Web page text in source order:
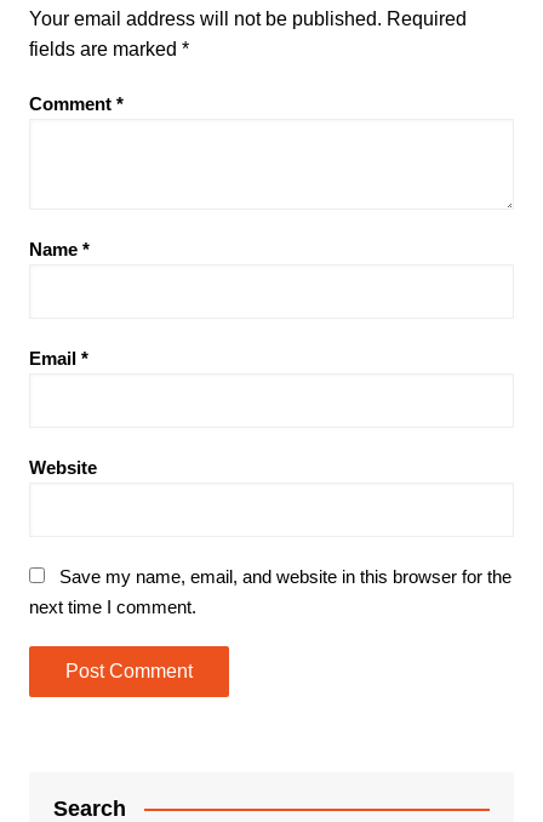
Your email address will not be published. Required
fields are marked *
Comment *
Name *
Email *
Website
Save my name, email, and website in this browser for the
next time I comment.
Search